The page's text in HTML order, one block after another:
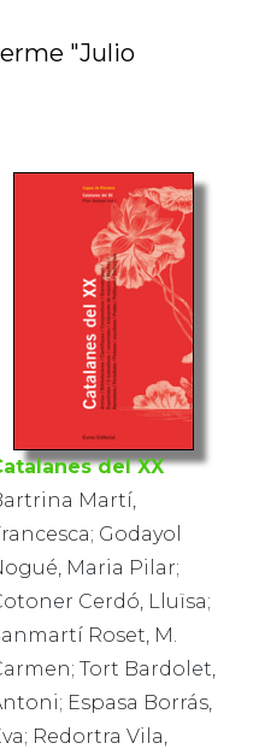
"Julio
del XX
Martí,
Godayol
Maria Pilar;
Cerdó, Lluïsa;
Roset, M.
Tort Bardolet,
Espasa Borrás,
Redortra Vila,